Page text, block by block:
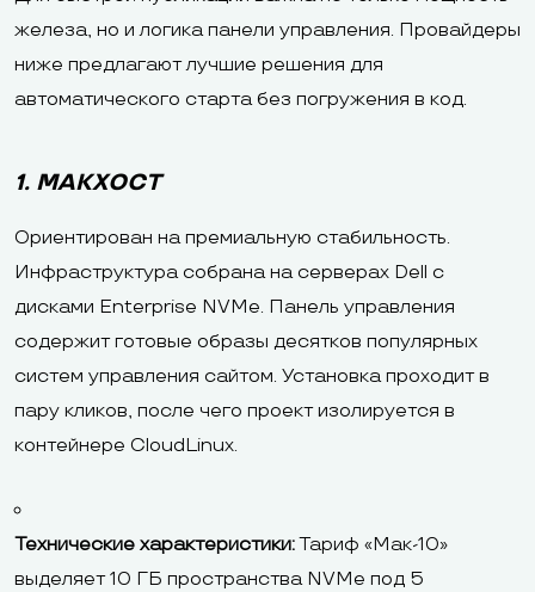
железа, но и логика панели управления. Провайдеры
ниже предлагают лучшие решения для
автоматического старта без погружения в код.
1. МАКХОСТ
Ориентирован на премиальную стабильность.
Инфраструктура собрана на серверах Dell с
дисками Enterprise NVMe. Панель управления
содержит готовые образы десятков популярных
систем управления сайтом. Установка проходит в
пару кликов, после чего проект изолируется в
контейнере CloudLinux.
Технические характеристики:Тариф «Мак-10»
выделяет 10 ГБ пространства NVMe под 5